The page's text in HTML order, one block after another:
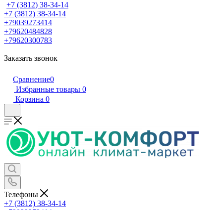
+7 (3812) 38-34-14
+7 (3812) 38-34-14
+79039273414
+79620484828
+79620300783
Заказать звонок
Сравнение0
Избранные товары 0
Корзина 0
Телефоны
+7 (3812) 38-34-14